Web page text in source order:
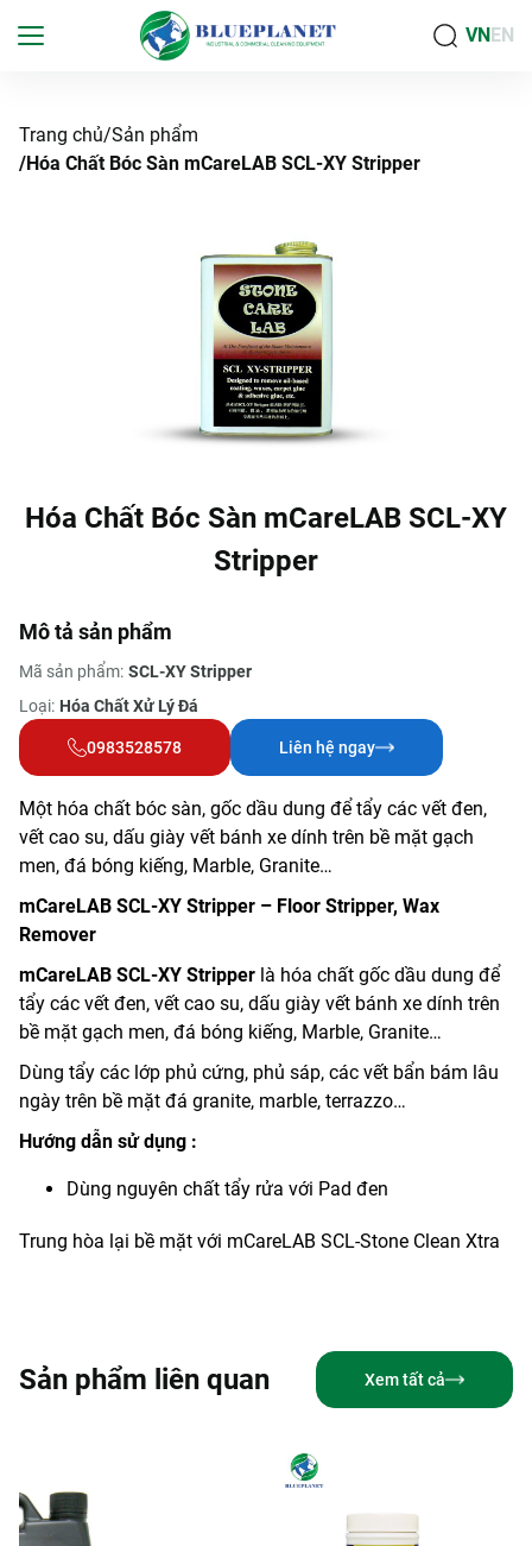
VNEN
Trang chủ Sản phẩm
Hóa Chất Bóc Sàn mCareLAB SCL-XY Stripper
Hóa Chất Bóc Sàn mCareLAB SCL-XY
Stripper
Mô tả sản phẩm
Mã sản phẩm: SCL-XY Stripper
Loại: Hóa Chất Xử Lý Đá
0983528578 Liên hệ ngay
Một hóa chất bóc sàn, gốc dầu dung để tẩy các vết đen,
vết cao su, dấu giày vết bánh xe dính trên bề mặt gạch
men, đá bóng kiếng, Marble, Granite…
mCareLAB SCL-XY Stripper – Floor Stripper, Wax
Remover
mCareLAB SCL-XY Stripper là hóa chất gốc dầu dung để
tẩy các vết đen, vết cao su, dấu giày vết bánh xe dính trên
bề mặt gạch men, đá bóng kiếng, Marble, Granite…
Dùng tẩy các lớp phủ cứng, phủ sáp, các vết bẩn bám lâu
ngày trên bề mặt đá granite, marble, terrazzo…
Hướng dẫn sử dụng :
Dùng nguyên chất tẩy rửa với Pad đen
Trung hòa lại bề mặt với mCareLAB SCL-Stone Clean Xtra
Sản phẩm liên quan Xem tất cả